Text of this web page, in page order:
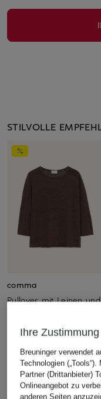
STILVOLLE
comma
Pullover mit Leinen und
CHF 75
ÄHNLICHE
Ihre
Breuninger verwendet
Technologien
Partner (Drittanbieter)
Onlineangebot zu
anderen Seiten